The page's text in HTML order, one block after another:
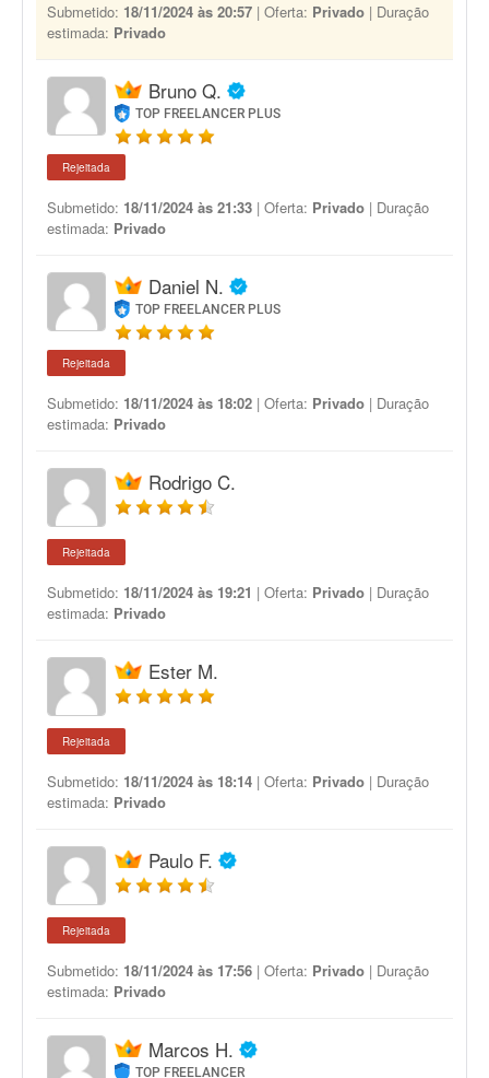
Submetido: 18/11/2024 às 20:57 | Oferta: Privado | Duração
estimada: Privado
Bruno Q.
TOP FREELANCER PLUS
Rejeitada
Submetido: 18/11/2024 às 21:33 | Oferta: Privado | Duração
estimada: Privado
Daniel N.
TOP FREELANCER PLUS
Rejeitada
Submetido: 18/11/2024 às 18:02 | Oferta: Privado | Duração
estimada: Privado
Rodrigo C.
Rejeitada
Submetido: 18/11/2024 às 19:21 | Oferta: Privado | Duração
estimada: Privado
Ester M.
Rejeitada
Submetido: 18/11/2024 às 18:14 | Oferta: Privado | Duração
estimada: Privado
Paulo F.
Rejeitada
Submetido: 18/11/2024 às 17:56 | Oferta: Privado | Duração
estimada: Privado
Marcos H.
TOP FREELANCER